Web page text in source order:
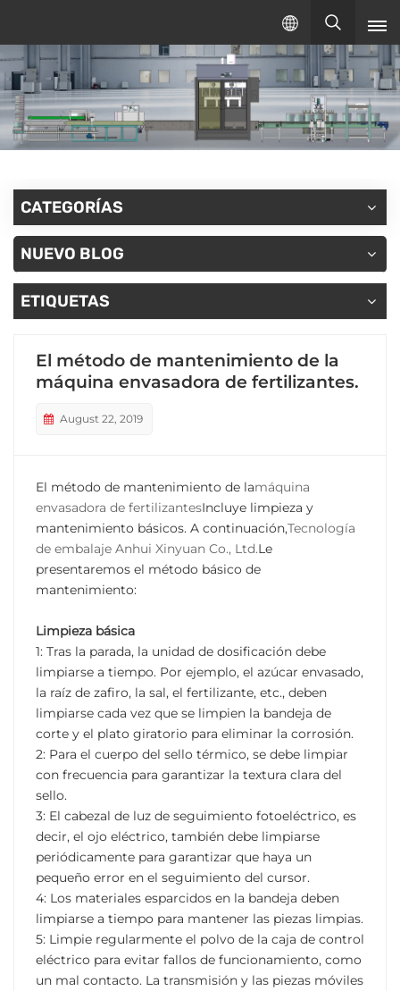
Español
español
English
русский
CATEGORÍAS
NUEVO BLOG
ETIQUETAS
El método de mantenimiento de la
máquina envasadora de fertilizantes.
August 22, 2019
El método de mantenimiento de lamáquina
envasadora de fertilizantesIncluye limpieza y
mantenimiento básicos. A continuación,Tecnología
de embalaje Anhui Xinyuan Co., Ltd.Le
presentaremos el método básico de
mantenimiento:
Limpieza básica
1: Tras la parada, la unidad de dosificación debe
limpiarse a tiempo. Por ejemplo, el azúcar envasado,
la raíz de zafiro, la sal, el fertilizante, etc., deben
limpiarse cada vez que se limpien la bandeja de
corte y el plato giratorio para eliminar la corrosión.
2: Para el cuerpo del sello térmico, se debe limpiar
con frecuencia para garantizar la textura clara del
sello.
3: El cabezal de luz de seguimiento fotoeléctrico, es
decir, el ojo eléctrico, también debe limpiarse
periódicamente para garantizar que haya un
pequeño error en el seguimiento del cursor.
4: Los materiales esparcidos en la bandeja deben
limpiarse a tiempo para mantener las piezas limpias.
5: Limpie regularmente el polvo de la caja de control
eléctrico para evitar fallos de funcionamiento, como
un mal contacto. La transmisión y las piezas móviles